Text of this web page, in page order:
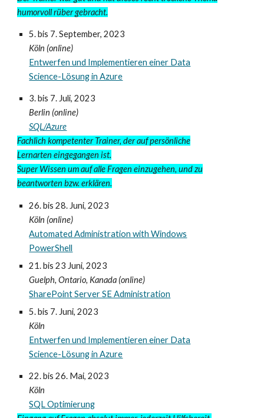
humorvoll rüber gebracht.
5. bis 7. September, 2023
Köln (online)
Entwerfen und Implementieren einer Data
Science-Lösung in Azure
3. bis 7. Juli, 2023
Berlin (online)
SQL/Azure
Fachlich kompetenter Trainer, der auf persönliche
Lernarten eingegangen ist.
Super Wissen um auf alle Fragen einzugehen, und zu
beantworten bzw. erklären.
26. bis 28. Juni, 2023
Köln (online)
Automated Administration with Windows
PowerShell
21. bis 23 Juni,2023
Guelph, Ontario, Kanada (online)
SharePoint Server SE Administration
5. bis 7. Juni, 2023
Köln
Entwerfen und Implementieren einer Data
Science-Lösung in Azure
22. bis 26. Mai, 2023
Köln
SQL Optimierung